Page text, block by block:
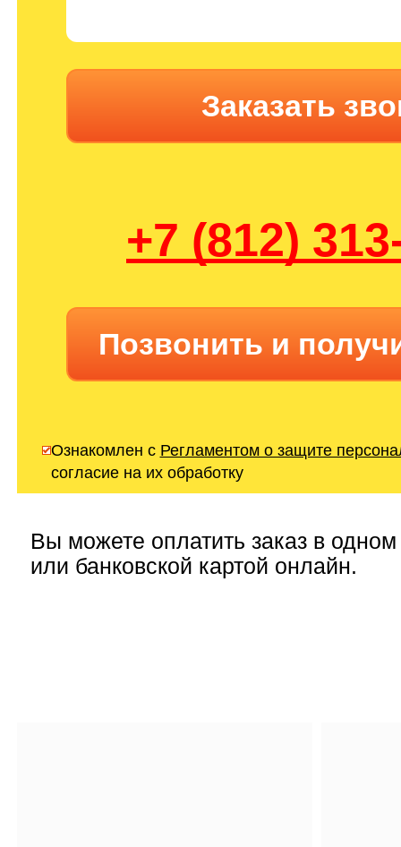
Заказать
+7 (812)
Позвонить и
Ознакомлен с Регламентом о защите
согласие на их обработку
Вы можете оплатить заказ в
или банковской картой онлайн.